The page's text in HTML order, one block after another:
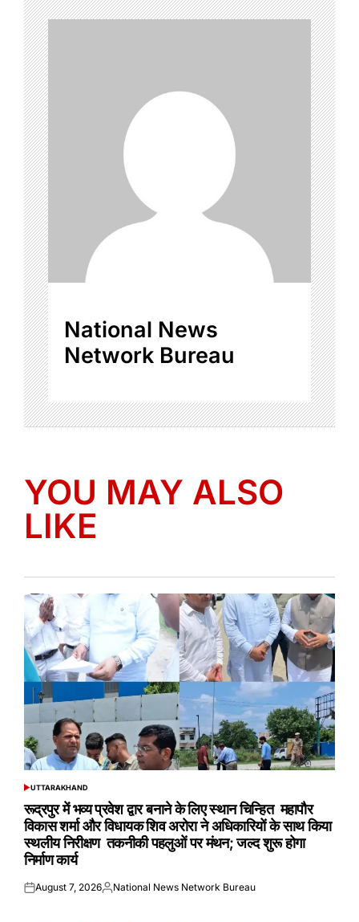
National News
Network Bureau
YOU MAY ALSO
LIKE
POSTED
UTTARAKHAND
रूद्रपुर में भव्य प्रवेश द्वार बनाने के लिए स्थान चिन्हित महापौर
विकास शर्मा और विधायक शिव अरोरा ने अधिकारियों के साथ किया
स्थलीय निरीक्षण तकनीकी पहलुओं पर मंथन; जल्द शुरू होगा
निर्माण कार्य
Posted
August 7, 2026Posted
National News Network Bureau